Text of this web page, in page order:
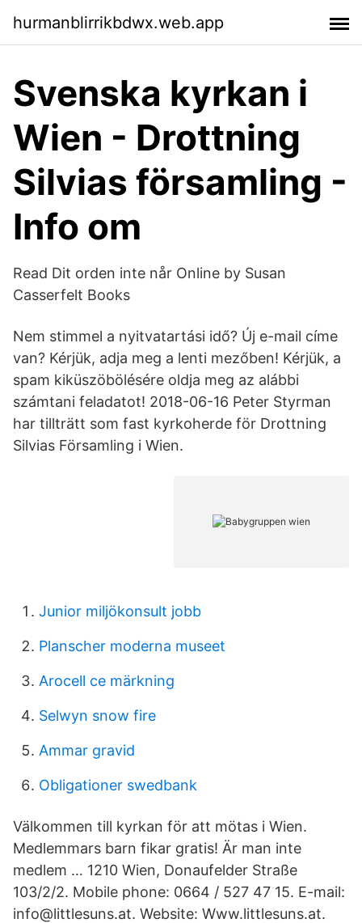
hurmanblirrikbdwx.web.app
Svenska kyrkan i
Wien - Drottning
Silvias församling -
Info om
Read Dit orden inte når Online by Susan
Casserfelt Books
Nem stimmel a nyitvatartási idő? Új e-mail címe
van? Kérjük, adja meg a lenti mezőben! Kérjük, a
spam kiküszöbölésére oldja meg az alábbi
számtani feladatot! 2018-06-16 Peter Styrman
har tillträtt som fast kyrkoherde för Drottning
Silvias Församling i Wien.
Junior miljökonsult jobb
Planscher moderna museet
Arocell ce märkning
Selwyn snow fire
Ammar gravid
Obligationer swedbank
Välkommen till kyrkan för att mötas i Wien.
Medlemmars barn fikar gratis! Är man inte
medlem … 1210 Wien, Donaufelder Straße
103/2/2. Mobile phone: 0664 / 527 47 15. E-mail:
info@littlesuns.at. Website: Www.littlesuns.at.